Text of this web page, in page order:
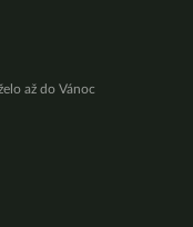
až do Vánoc